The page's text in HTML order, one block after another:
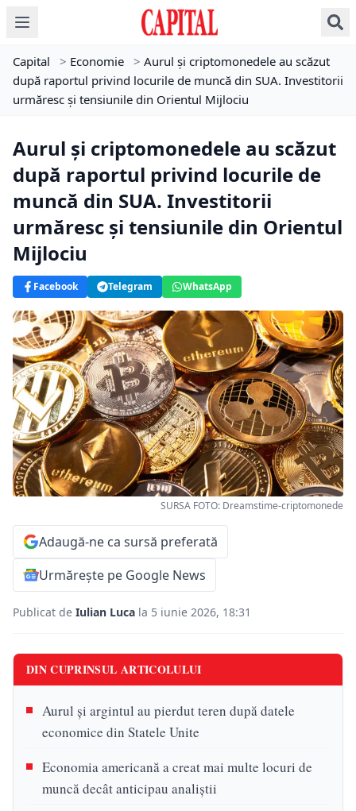
Capital > Economie > Aurul și criptomonedele au scăzut
după raportul privind locurile de muncă din SUA. Investitorii
urmăresc și tensiunile din Orientul Mijlociu
Aurul și criptomonedele au scăzut
după raportul privind locurile de
muncă din SUA. Investitorii
urmăresc și tensiunile din Orientul
Mijlociu
Facebook Telegram WhatsApp
SURSA FOTO: Dreamstime-criptomonede
Adaugă-ne ca sursă preferată
Urmărește pe Google News
Publicat de Iulian Luca la 5 iunie 2026, 18:31
DIN CUPRINSUL ARTICOLULUI
Aurul și argintul au pierdut teren după datele
economice din Statele Unite
Economia americană a creat mai multe locuri de
muncă decât anticipau analiștii